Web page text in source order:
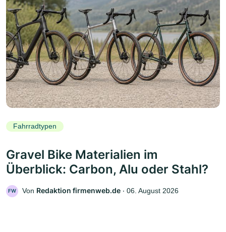
Fahrradtypen
Gravel Bike Materialien im
Überblick: Carbon, Alu oder Stahl?
FW Von Redaktion firmenweb.de ‧ 06. August 2026